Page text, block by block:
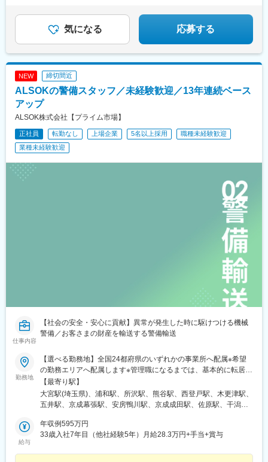
るため、安心感を持ちながら長期的なキャリア形成を実現できま
す。
駅(阪急線)、北新地駅、大阪梅田駅(阪神線)、なにわ橋駅、大阪難
波駅、鴫野駅、大阪天満宮駅、渡辺橋駅、櫛田神社前駅、桜坂
駅、扇町駅(大阪府)、肥後橋駅、吉塚駅、香椎宮前駅、西黒崎駅、
電鉄富山駅、福井駅(福井県)、西川緑道公園駅
気になる 応募する
NEW 締切間近
ALSOKの警備スタッフ／未経験歓迎／13年連続ベース
アップ
ALSOK株式会社【プライム市場】
正社員 転勤なし 上場企業 5名以上採用
職種未経験歓迎
業種未経験歓迎
仕事内容
【社会の安全・安心に貢献】異常が発生した時に駆けつける機械
警備／お客さまの財産を輸送する警備輸送
勤務地
【選べる勤務地】全国24都府県のいずれかの事業所へ配属※希望
の勤務エリアへ配属します※管理職になるまでは、基本的に転居を
伴う転勤はありません。※3～5年間、所属事務所に在籍のまま、
東京や大阪などで勤務できる“他所勤務”制度もあります。＜募集エ
リア＞東京都、埼玉県、千葉県、神奈川県、茨城県、宮城県、山
府、和歌山県、兵庫県、岡山県、香川県、徳島県、高知県、山口
県、福岡県、熊本県、大分県※現在採用強化中！！東京都、大阪
府、兵庫県、和歌山県、徳島県、大分県＜本社＞東京都港区元赤
【最寄り駅】
大宮駅(埼玉県)、浦和駅、所沢駅、熊谷駅、西登戸駅、木更津駅、
五井駅、京成幕張駅、安房鴨川駅、京成成田駅、佐原駅、干潟
(総武線)、浦安駅(千葉県)、柏駅、上本郷駅、湖北駅、柏の葉キャ
ンパス駅、東大宮駅、南柏駅、新高島駅、新横浜駅、京急川崎
給与
年収例595万円
33歳入社7年目（他社経験5年）月給28.3万円+手当+賞与